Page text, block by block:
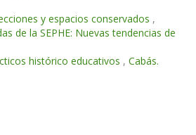
y espacios conservados ,
de la SEPHE: Nuevas tendencias de
histórico educativos , Cabás.